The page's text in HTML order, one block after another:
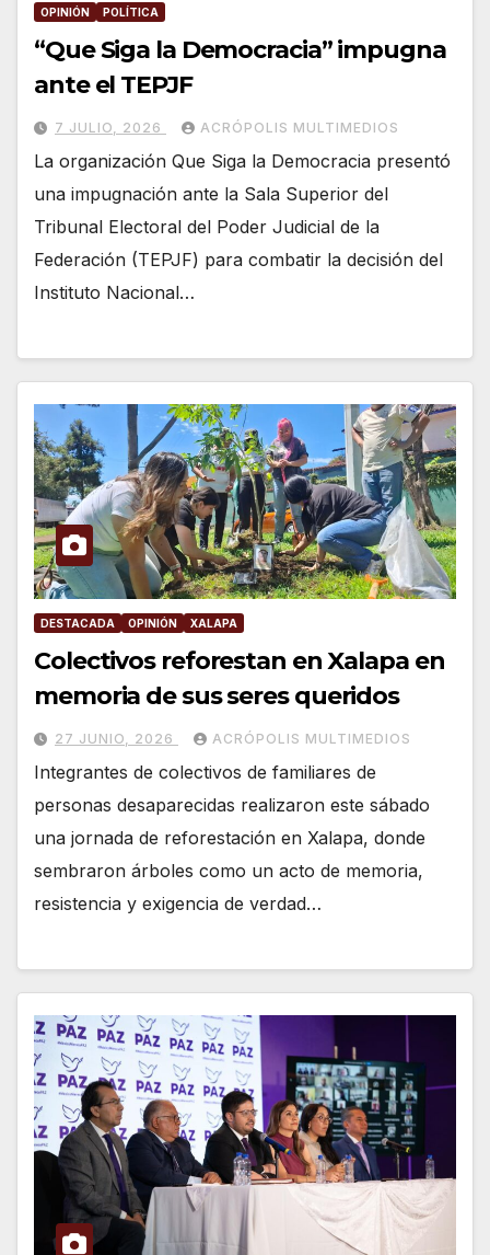
OPINIÓN POLÍTICA
“Que Siga la Democracia” impugna
ante el TEPJF
7 JULIO, 2026 ACRÓPOLIS MULTIMEDIOS
La organización Que Siga la Democracia presentó
una impugnación ante la Sala Superior del
Tribunal Electoral del Poder Judicial de la
Federación (TEPJF) para combatir la decisión del
Instituto Nacional…
DESTACADA OPINIÓN XALAPA
Colectivos reforestan en Xalapa en
memoria de sus seres queridos
27 JUNIO, 2026 ACRÓPOLIS MULTIMEDIOS
Integrantes de colectivos de familiares de
personas desaparecidas realizaron este sábado
una jornada de reforestación en Xalapa, donde
sembraron árboles como un acto de memoria,
resistencia y exigencia de verdad…